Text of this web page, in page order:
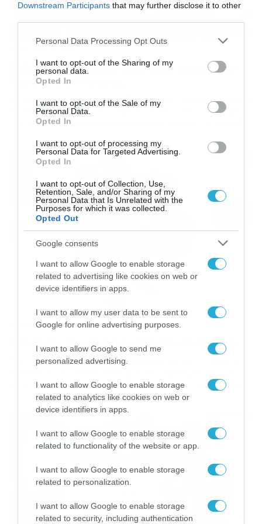
Downstream Participants that may further disclose it to other
Please note that this website/app uses one or more Google
not limited to your visit or usage behaviour. You may click to
grant or deny consent to Google and its third-party tags to
use your data for below specified purposes in below Google
consent section.
Personal Data Processing Opt Outs
I want to opt-out of the Sharing of my
personal data.
Opted In
I want to opt-out of the Sale of my
Personal Data.
Opted In
I want to opt-out of processing my
Personal Data for Targeted Advertising.
Opted In
I want to opt-out of Collection, Use,
Retention, Sale, and/or Sharing of my
Personal Data that Is Unrelated with the
Purposes for which it was collected.
Opted Out
Google consents
I want to allow Google to enable storage
related to advertising like cookies on web or
device identifiers in apps.
I want to allow my user data to be sent to
Google for online advertising purposes.
I want to allow Google to send me
personalized advertising.
I want to allow Google to enable storage
related to analytics like cookies on web or
device identifiers in apps.
I want to allow Google to enable storage
related to functionality of the website or app.
I want to allow Google to enable storage
related to personalization.
I want to allow Google to enable storage
related to security, including authentication
Σεφτέ ο Πιερικός στις νίκες, άποντος ο
Αγροτικός Αστέρας
Η πρώτη νίκη ήρθε για τον Πιερικό στο πρωτάθλημα της
Football League από το σημείο του πέναλτι, καθώς με
γκολ από τα έντεκα μέτρα ο Μανίκας χάρισε στην ομάδα
κόντρα στον Αγροτικό Αστέρα, 4 βαθμοί συνολικά η
συγκομιδή, μετά και το Χ στην Καλαμαριά για τον […]
26/02/2014 01:08
Μανίκας: Ψυχολογία υπέρ του Πιερικού
Για το τοπικό ντέρμπι της Παρασκευής, με την πρώην
μελανόλευκων, που γυρνά από τιμωρία. Μόνη απουσία ο
Νίκου. Για τον… τελικό της Παρασκευής με τον «γείτονα»
Βατανιακό (μόνη απουσία ο τιμωρημένος Νίκου) μίλησε
Ηλίας Μανίκας, που γυρνά από […]